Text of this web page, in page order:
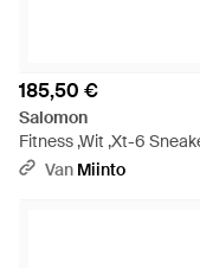
185,50 €
Salomon
Fitness ,Wit ,Xt-6
Wit Van Miinto